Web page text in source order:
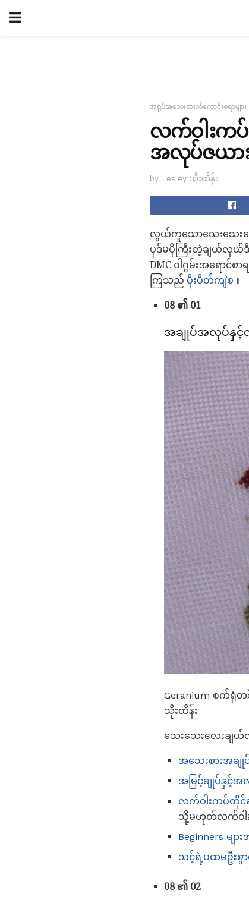
အရုပ်အသေးစားသိကောင်းစရာများ
လက်ဝါးက
အလုပ်ဇယား
by Lesley သိုးထိန်း
လွယ်ကူသောသေးသေး
ပုဒ်မပိုကြီးတဲ့ချယ်လှယ်ဒီ
DMC ဝါဂွမ်းအရောင်
ကြသည် ပိုးပိတ်ကျဲစ ။
08 ၏ 01
အချုပ်အလုပ်နှ
Geranium စက်ရုံတ
သိုးထိန်း
သေးသေးလေးချယ်
အသေးစားအချု
အမြင့်ချုပ်နှင့်
လက်ဝါးကပ်တိုင်
သို့မဟုတ်လက်ဝါး
Beginners မ
သင့်ရဲ့ပထမဦးစွ
08 ၏ 02